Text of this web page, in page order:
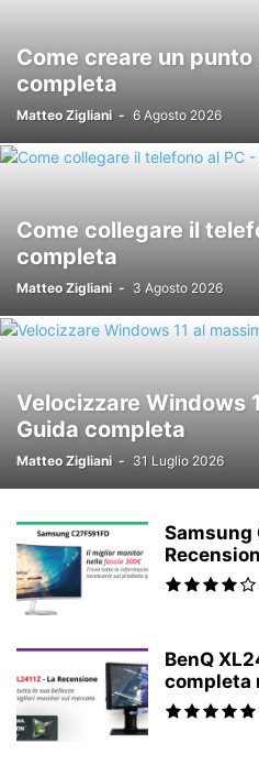
Come creare un
completa
Matteo Zigliani - 6 Agosto 2026
Come collegare il
completa
Matteo Zigliani - 3 Agosto 2026
Velocizzare Windows
Guida completa
Matteo Zigliani - 31 Luglio 2026
Samsung
BenQ
completa